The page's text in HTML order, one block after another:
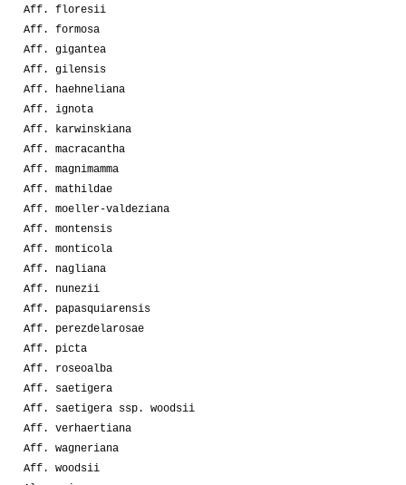
Aff. floresii
Aff. formosa
Aff. gigantea
Aff. gilensis
Aff. haehneliana
Aff. ignota
Aff. karwinskiana
Aff. macracantha
Aff. magnimamma
Aff. mathildae
Aff. moeller-valdeziana
Aff. montensis
Aff. monticola
Aff. nagliana
Aff. nunezii
Aff. papasquiarensis
Aff. perezdelarosae
Aff. picta
Aff. roseoalba
Aff. saetigera
Aff. saetigera ssp. woodsii
Aff. verhaertiana
Aff. wagneriana
Aff. woodsii